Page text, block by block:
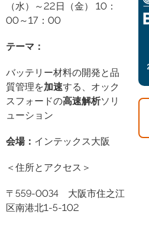
（水）～22日（金） 10：
00～17：00
テーマ ：
バッテリー材料の開発と品
質管理を加速する、オック
スフォードの高速解析ソリ
ューション
会場： インテックス大阪
＜住所とアクセス＞
〒559-0034 大阪市住之江
区南港北1-5-102